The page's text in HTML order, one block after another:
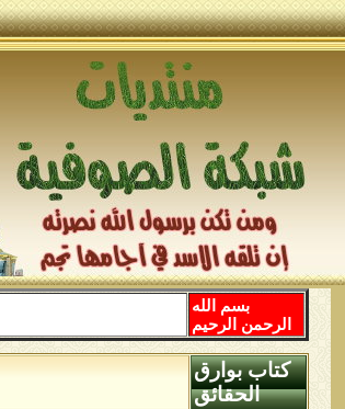
بسم الله
الرحمن الرحيم
كتاب بوارق
الحقائق